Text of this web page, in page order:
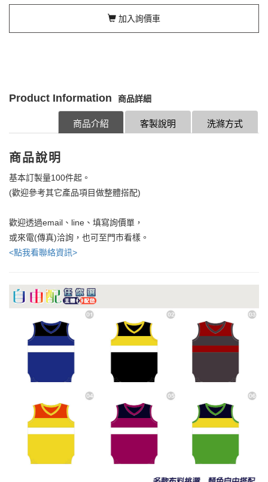
加入詢價車
Product Information 商品詳細
洗滌方式
客製說明
商品介紹
商品說明
基本訂製量100件起。
(歡迎參考其它產品項目做整體搭配)
歡迎透過email、line、填寫詢價單，
或來電(傳真)洽詢，也可至門市看樣。
<點我看聯絡資訊>